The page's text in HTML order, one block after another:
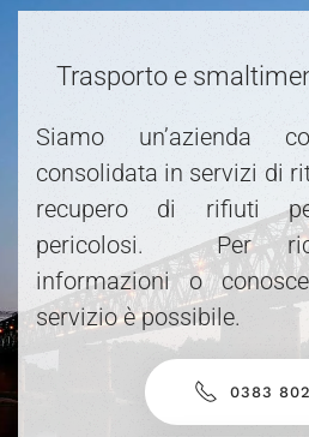
Trasporto e
Siamo un’azienda
consolidata in servizi di
recupero di rifiuti
pericolosi. Per
informazioni o
servizio è possibile.
0383